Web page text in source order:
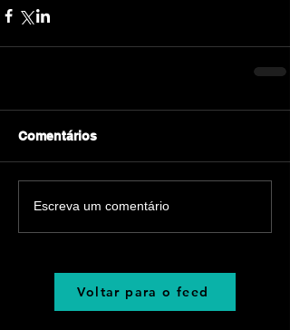
Comentários
Escreva um comentário
Voltar para o feed